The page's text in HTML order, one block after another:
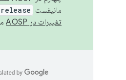
مانیفست
تغییرات در AOSP